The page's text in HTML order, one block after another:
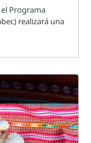
Programa
realizará una